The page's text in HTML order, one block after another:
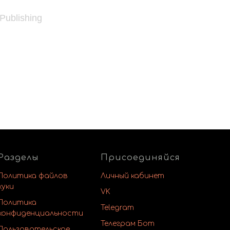
Разделы
файлов
Присоединяйся
Личный кабинет
VK
Telegram
Телеграм Бот